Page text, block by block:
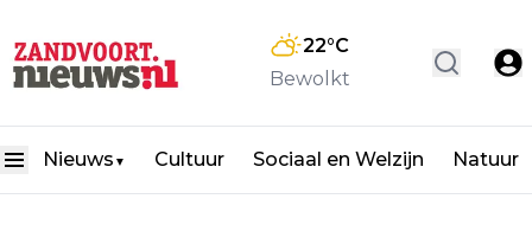
22°C
Bewolkt
Nieuws ▼ Cultuur Sociaal en Welzijn Natuur